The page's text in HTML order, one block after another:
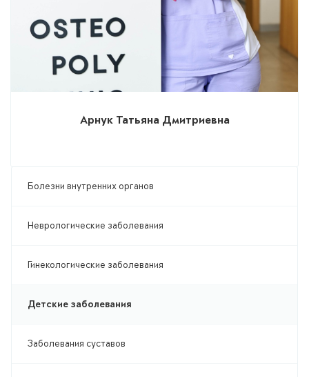
Арнук Татьяна Дмитриевна
Болезни внутренних органов
Неврологические заболевания
Гинекологические заболевания
Детские заболевания
Заболевания суставов